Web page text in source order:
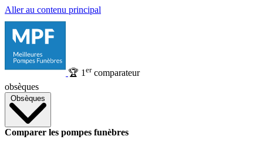
Aller au contenu principal
🏆 1 ercomparateur
obsèques
Obsèques
Comparer les pompes funèbres